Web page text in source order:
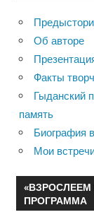
Об авторе
Факты
Гыданский
память
Биография
Мои
ПРОГРАММА